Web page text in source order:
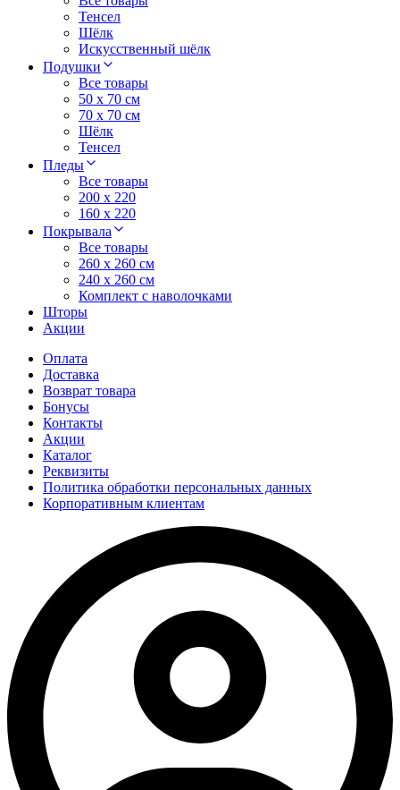
Тенсел
Шёлк
Искусственный шёлк
Подушки
Все товары
50 x 70 см
70 x 70 см
Шёлк
Тенсел
Пледы
Все товары
200 х 220
160 х 220
Покрывала
Все товары
260 x 260 см
240 х 260 см
Комплект с наволочками
Шторы
Акции
Оплата
Доставка
Возврат товара
Бонусы
Контакты
Акции
Каталог
Реквизиты
Политика обработки персональных данных
Корпоративным клиентам